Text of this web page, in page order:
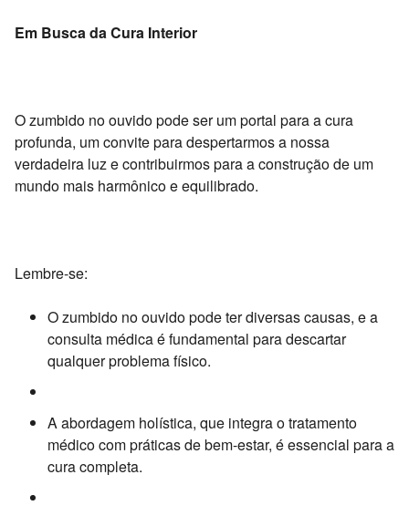
Em Busca da Cura Interior
O zumbido no ouvido pode ser um portal para a cura
profunda, um convite para despertarmos a nossa
verdadeira luz e contribuirmos para a construção de um
mundo mais harmônico e equilibrado.
Lembre-se:
O zumbido no ouvido pode ter diversas causas, e a
consulta médica é fundamental para descartar
qualquer problema físico.
A abordagem holística, que integra o tratamento
médico com práticas de bem-estar, é essencial para a
cura completa.